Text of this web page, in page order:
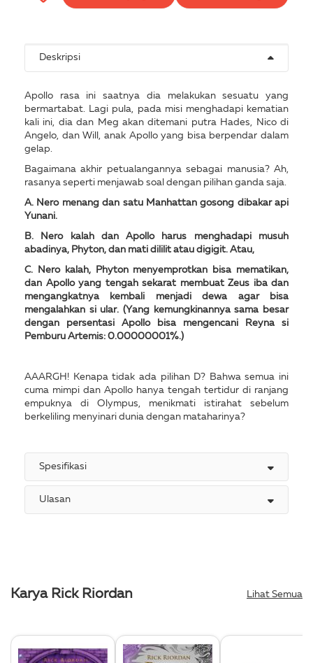
Deskripsi
Apollo rasa ini saatnya dia melakukan sesuatu yang
bermartabat. Lagi pula, pada misi menghadapi kematian
kali ini, dia dan Meg akan ditemani putra Hades, Nico di
Angelo, dan Will, anak Apollo yang bisa berpendar dalam
gelap.
Bagaimana akhir petualangannya sebagai manusia? Ah,
rasanya seperti menjawab soal dengan pilihan ganda saja.
A. Nero menang dan satu Manhattan gosong dibakar api
Yunani.
B. Nero kalah dan Apollo harus menghadapi musuh
abadinya, Phyton, dan mati dililit atau digigit. Atau,
C. Nero kalah, Phyton menyemprotkan bisa mematikan,
dan Apollo yang tengah sekarat membuat Zeus iba dan
mengangkatnya kembali menjadi dewa agar bisa
mengalahkan si ular. (Yang kemungkinannya sama besar
dengan persentasi Apollo bisa mengencani Reyna si
Pemburu Artemis: 0.00000001%.)
AAARGH! Kenapa tidak ada pilihan D? Bahwa semua ini
cuma mimpi dan Apollo hanya tengah tertidur di ranjang
empuknya di Olympus, menikmati istirahat sebelum
berkeliling menyinari dunia dengan mataharinya?
Spesifikasi
Ulasan
Karya Rick Riordan Lihat Semua